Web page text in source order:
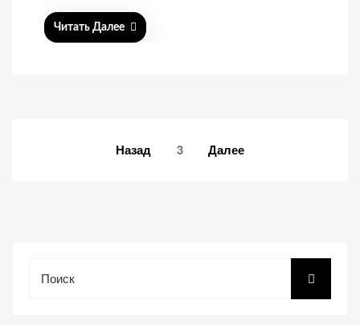
Читать Далее
НавигацияНазад 3 Далее